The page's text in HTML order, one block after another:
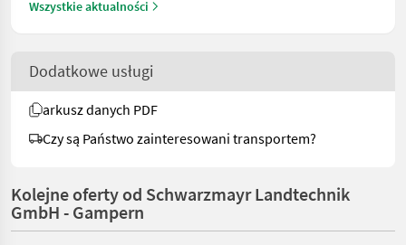
Wszystkie aktualności
Dodatkowe usługi
arkusz danych PDF
Czy są Państwo zainteresowani transportem?
Kolejne oferty od Schwarzmayr Landtechnik
GmbH - Gampern